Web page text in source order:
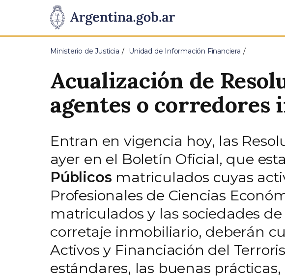
Presidencia
de
Pasar al contenido principal
Ministerio de Justicia Unidad de Información Financiera
Acualización de
agentes o corredores
Entran en vigencia hoy, las
ayer en el Boletín Oficial, que
Públicos matriculados cuyas
Profesionales de Ciencias
matriculados y las sociedades
corretaje inmobiliario, deberán
Activos y Financiación del
estándares, las buenas